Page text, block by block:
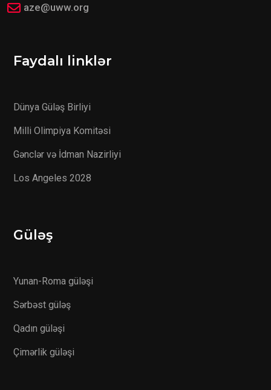
aze@uww.org
Faydalı linklər
Dünya Güləş Birliyi
Milli Olimpiya Komitəsi
Gənclər və İdman Nazirliyi
Los Angeles 2028
Güləş
Yunan-Roma güləşi
Sərbəst güləş
Qadın güləşi
Çimərlik güləşi